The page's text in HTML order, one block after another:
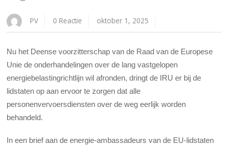
PV 0 Reactie oktober 1, 2025
Nu het Deense voorzitterschap van de Raad van de Europese
Unie de onderhandelingen over de lang vastgelopen
energiebelastingrichtlijn wil afronden, dringt de IRU er bij de
lidstaten op aan ervoor te zorgen dat alle
personenvervoersdiensten over de weg eerlijk worden
behandeld.
In een brief aan de energie-ambassadeurs van de EU-lidstaten